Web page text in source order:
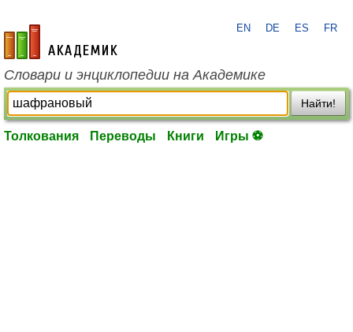
academic.ru
EN DE ES FR
Словари и энциклопедии на Академике
Найти!
Толкования Переводы Книги Игры ⚽